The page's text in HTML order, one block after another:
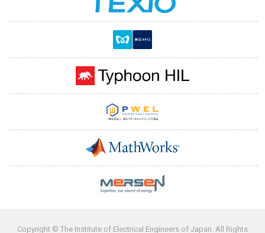
Copyright © The Institute of Electrical Engineers of Japan. All Rights